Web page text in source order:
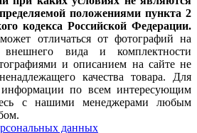
положениями пункта 2
кодекса Российской Федерации.
отличаться от фотографий на
внешнего вида и комплектности
и описанием на сайте не
качества товара. Для
по всем интересующим
с нашими менеджерами любым
данных